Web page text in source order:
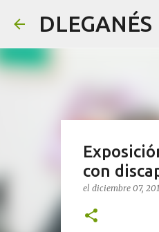
DLEGANÉS
con
el diciembre 07,